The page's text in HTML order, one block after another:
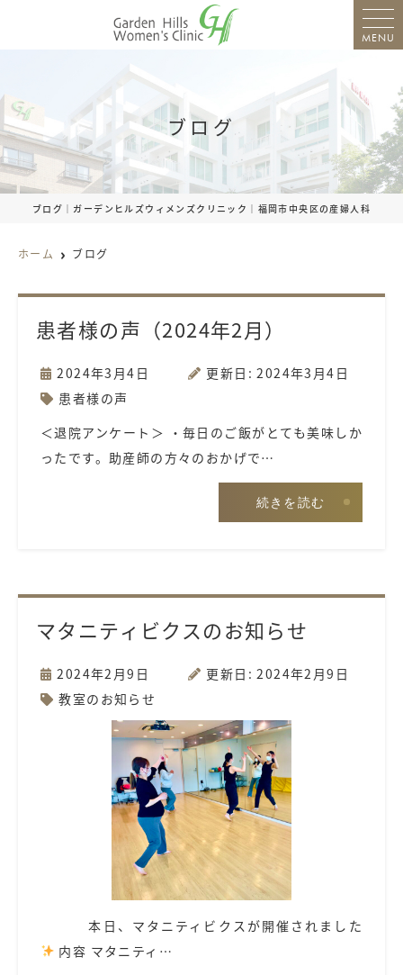
MENU
ブログ
ブログ｜ガーデンヒルズウィメンズクリニック｜福岡市中央区の産婦人科
ホーム ブログ
患者様の声（2024年2月）
2024年3月4日
更新日: 2024年3月4日
患者様の声
＜退院アンケート＞ ・毎日のご飯がとても美味しか
ったです。助産師の方々のおかげで…
続きを読む
マタニティビクスのお知らせ
2024年2月9日
更新日: 2024年2月9日
教室のお知らせ
本日、マタニティビクスが開催されました
内容 マタニティ…